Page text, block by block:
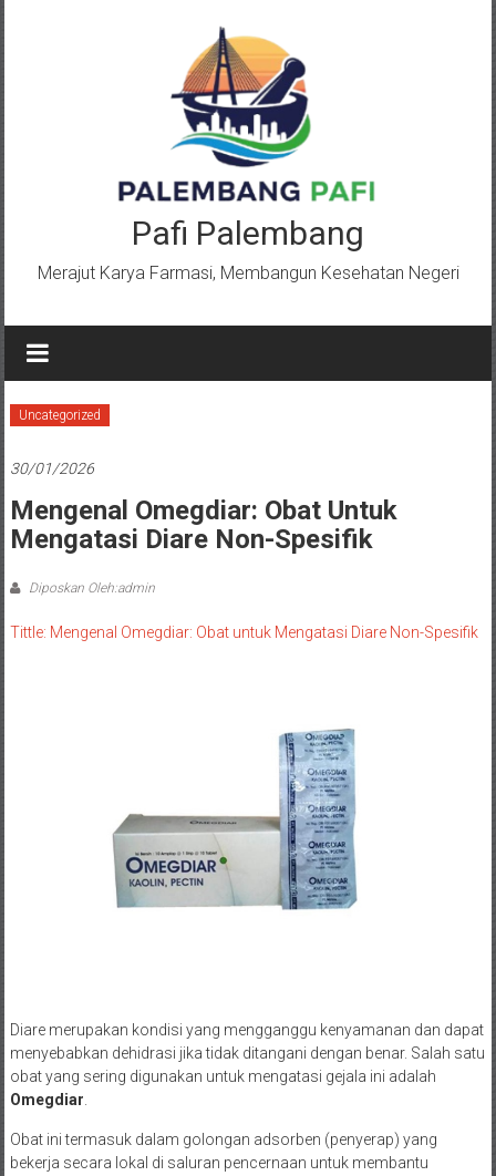
Pafi Palembang
Merajut Karya Farmasi, Membangun Kesehatan Negeri
Uncategorized
30/01/2026
Mengenal Omegdiar: Obat Untuk
Mengatasi Diare Non-Spesifik
Diposkan Oleh:admin
Tittle: Mengenal Omegdiar: Obat untuk Mengatasi Diare Non-Spesifik
Diare merupakan kondisi yang mengganggu kenyamanan dan dapat
menyebabkan dehidrasi jika tidak ditangani dengan benar. Salah satu
obat yang sering digunakan untuk mengatasi gejala ini adalah
Omegdiar.
Obat ini termasuk dalam golongan adsorben (penyerap) yang
bekerja secara lokal di saluran pencernaan untuk membantu